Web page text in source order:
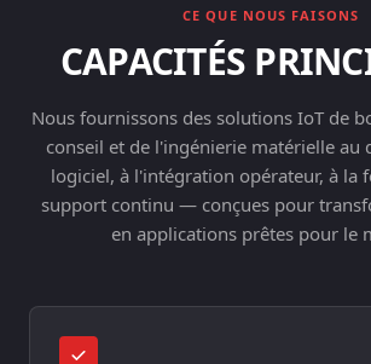
CE QUE NOUS FAISONS
CAPACITÉS
Nous fournissons des solutions IoT de
conseil et de l'ingénierie matérielle au
logiciel, à l'intégration opérateur, à la
support continu — conçues pour
en applications prêtes pour le